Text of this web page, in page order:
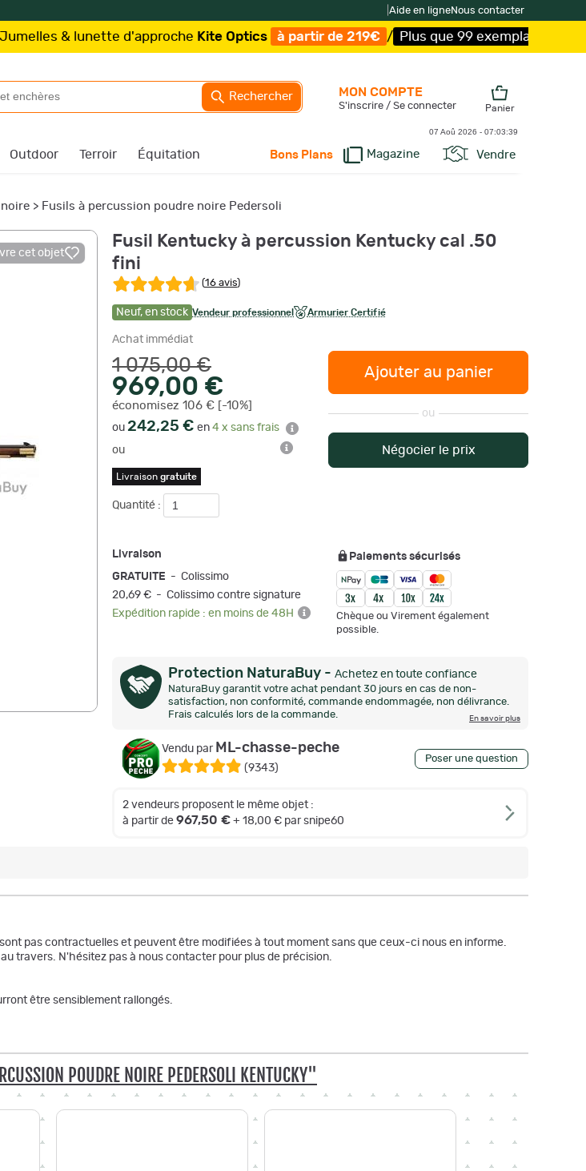
Aide en ligneNous contacter
d'approcheKite Optics à partir de 219€ / Plus que 99 exemplaires ! /Livraison
Rechercher
Outdoor Terroir Équitation Bons Plans Magazine Vendre
MON COMPTE
S'inscrire / Se connecter Panier
07 Aoû 2026 - 07:03:40
> Fusils à percussion poudre noire Pedersoli
cet objet
Fusil Kentucky à percussion Kentucky cal .50
fini
(16 avis)
Neuf, en stock Vendeur professionnel Armurier Certifié
Achat immédiat
1 075,00 €
969,00 €
économisez 106 € [-10%]
ou 242,25 € en 4 x sans frais
ou
Livraison gratuite
Quantité :
Ajouter au panier
ou
Négocier le prix
Livraison
GRATUITE - Colissimo
20,69 € - Colissimo contre signature
Expédition rapide : en moins de 48H
Paiements sécurisés
Chèque ou Virement également
possible.
Protection NaturaBuy - Achetez en toute confiance
NaturaBuy garantit votre achat pendant 30 jours en cas de non-
satisfaction, non conformité, commande endommagée, non délivrance.
Frais calculés lors de la commande.
En savoir plus
Vendu par ML-chasse-peche
(9343)
Poser une question
2 vendeurs proposent le même objet :
à partir de 967,50 € + 18,00 € par snipe60
pas contractuelles et peuvent être modifiées à tout moment sans que ceux-ci nous en informe.
travers. N'hésitez pas à nous contacter pour plus de précision.
être sensiblement rallongés.
POUDRE NOIRE PEDERSOLI KENTUCKY"